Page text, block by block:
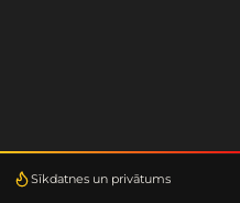
Sīkdatnes un privātums